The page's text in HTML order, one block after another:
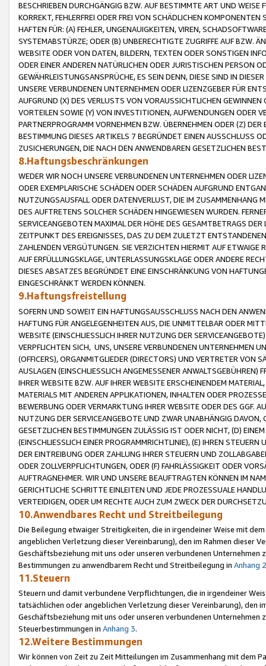
BESCHRIEBEN DURCHGÄNGIG BZW. AUF BESTIMMTE ART UND
KORREKT, FEHLERFREI ODER FREI VON SCHÄDLICHEN
HAFTEN FÜR: (A) FEHLER, UNGENAUIGKEITEN, VIREN,
SYSTEMABSTÜRZE; ODER (B) UNBERECHTIGTE ZUGRIFFE AUF BZW.
WEBSITE ODER VON DATEN, BILDERN, TEXTEN ODER SONSTIGEN
ODER EINER ANDEREN NATÜRLICHEN ODER JURISTISCHEN PERSON
GEWÄHRLEISTUNGSANSPRÜCHE, ES SEIN DENN, DIESE SIND IN
UNSERE VERBUNDENEN UNTERNEHMEN ODER LIZENZGEBER FÜR
AUFGRUND (X) DES VERLUSTS VON VORAUSSICHTLICHEN
VORTEILEN SOWIE (Y) VON INVESTITIONEN, AUFWENDUNGEN ODER
PARTNERPROGRAMM VORNEHMEN BZW. ÜBERNEHMEN ODER (Z)
BESTIMMUNG DIESES ARTIKELS 7 BEGRÜNDET EINEN AUSSCHLUSS
ZUSICHERUNGEN, DIE NACH DEN ANWENDBAREN GESETZLICHEN
8.Haftungsbeschränkungen
WEDER WIR NOCH UNSERE VERBUNDENEN UNTERNEHMEN ODER
ODER EXEMPLARISCHE SCHÄDEN ODER SCHÄDEN AUFGRUND
NUTZUNGSAUSFALL ODER DATENVERLUST, DIE IM ZUSAMMENHANG
DES AUFTRETENS SOLCHER SCHÄDEN HINGEWIESEN WURDEN.
SERVICEANGEBOTEN MAXIMAL DER HÖHE DES GESAMTBETRAGS
ZEITPUNKT DES EREIGNISSES, DAS ZU DEM ZULETZT
ZAHLENDEN VERGÜTUNGEN. SIE VERZICHTEN HIERMIT AUF
AUF ERFÜLLUNGSKLAGE, UNTERLASSUNGSKLAGE ODER ANDERE
DIESES ABSATZES BEGRÜNDET EINE EINSCHRÄNKUNG VON
EINGESCHRÄNKT WERDEN KÖNNEN.
9.Haftungsfreistellung
SOFERN UND SOWEIT EIN HAFTUNGSAUSSCHLUSS NACH DEN
HAFTUNG FÜR ANGELEGENHEITEN AUS, DIE UNMITTELBAR ODER
WEBSITE (EINSCHLIESSLICH IHRER NUTZUNG DER
VERPFLICHTEN SICH, UNS, UNSERE VERBUNDENEN UNTERNEHMEN
(OFFICERS), ORGANMITGLIEDER (DIRECTORS) UND VERTRETER VON
AUSLAGEN (EINSCHLIESSLICH ANGEMESSENER
IHRER WEBSITE BZW. AUF IHRER WEBSITE ERSCHEINENDEM
MATERIALS MIT ANDEREN APPLIKATIONEN, INHALTEN ODER
BEWERBUNG ODER VERMARKTUNG IHRER WEBSITE ODER DES GGF.
NUTZUNG DER SERVICEANGEBOTE UND ZWAR UNABHÄNGIG
GESETZLICHEN BESTIMMUNGEN ZULÄSSIG IST ODER NICHT, (D)
(EINSCHLIESSLICH EINER PROGRAMMRICHTLINIE), (E) IHREN
DER EINTREIBUNG ODER ZAHLUNG IHRER STEUERN UND
ODER ZOLLVERPFLICHTUNGEN, ODER (F) FAHRLÄSSIGKEIT ODER
AUFTRAGNEHMER. WIR UND UNSERE BEAUFTRAGTEN KÖNNEN IM
GERICHTLICHE SCHRITTE EINLEITEN UND JEDE PROZESSUALE
VERTEIDIGEN, ODER UM RECHTE AUCH ZUM ZWECK DER
10.Anwendbares Recht und Streitbeilegung
Die Beilegung etwaiger Streitigkeiten, die in irgendeiner Weise mit
angeblichen Verletzung dieser Vereinbarung), den im Rahmen dieser
Geschäftsbeziehung mit uns oder unseren verbundenen
Bestimmungen zu anwendbarem Recht und Streitbeilegung in Anhang 2
11.Steuern
Steuern und damit verbundene Verpflichtungen, die in irgendeiner
tatsächlichen oder angeblichen Verletzung dieser Vereinbarung), den
Geschäftsbeziehung mit uns oder unseren verbundenen
Steuerbestimmungen in Anhang 3.
12.Weitere Bestimmungen
Wir können von Zeit zu Zeit Mitteilungen im Zusammenhang mit dem